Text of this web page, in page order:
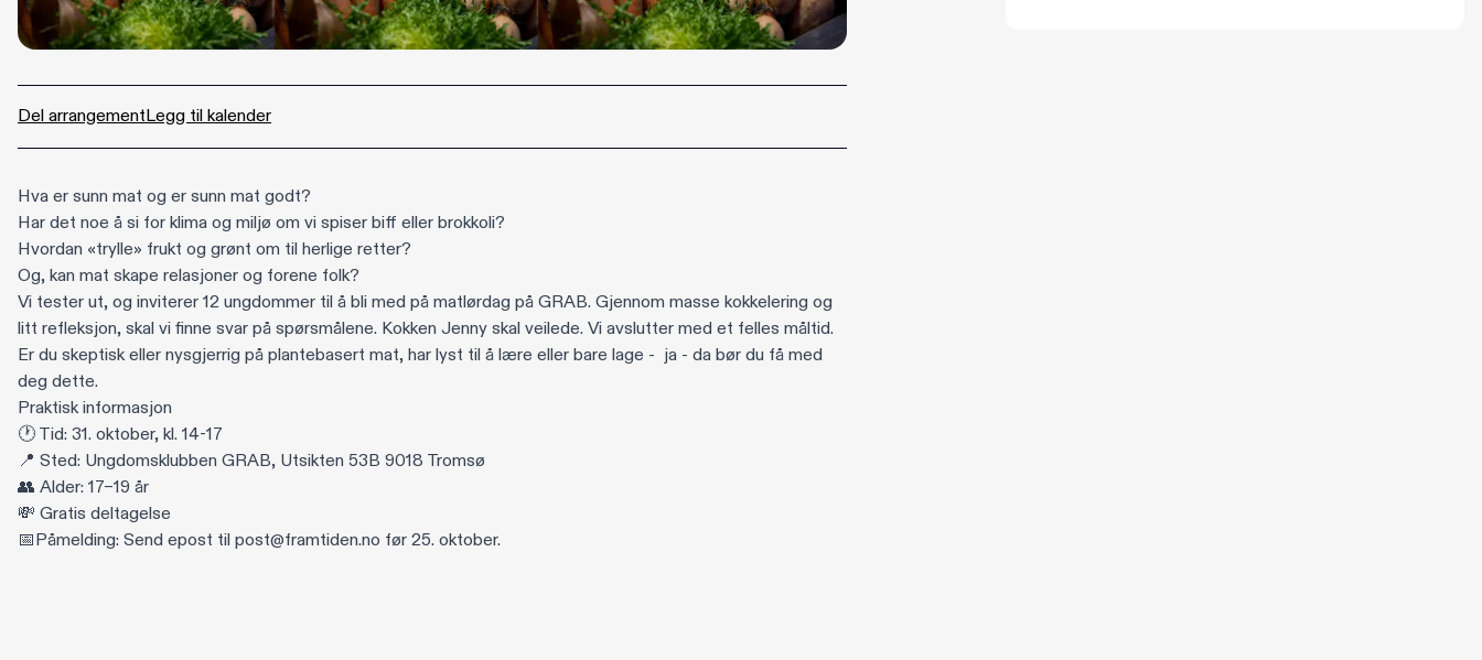
Del arrangementLegg til kalender
Hva er sunn mat og er sunn mat godt?
Har det noe å si for klima og miljø om vi spiser biff eller brokkoli?
Hvordan «trylle» frukt og grønt om til herlige retter?
Og, kan mat skape relasjoner og forene folk?
Vi tester ut, og inviterer 12 ungdommer til å bli med på matlørdag på GRAB. Gjennom masse kokkelering og
litt refleksjon, skal vi finne svar på spørsmålene. Kokken Jenny skal veilede. Vi avslutter med et felles måltid.
Er du skeptisk eller nysgjerrig på plantebasert mat, har lyst til å lære eller bare lage - ja - da bør du få med
deg dette.
Praktisk informasjon
🕐 Tid: 31. oktober, kl. 14-17
📍 Sted: Ungdomsklubben GRAB, Utsikten 53B 9018 Tromsø
👥 Alder: 17–19 år
💸 Gratis deltagelse
📅Påmelding: Send epost tilpost@framtiden.no før 25. oktober.